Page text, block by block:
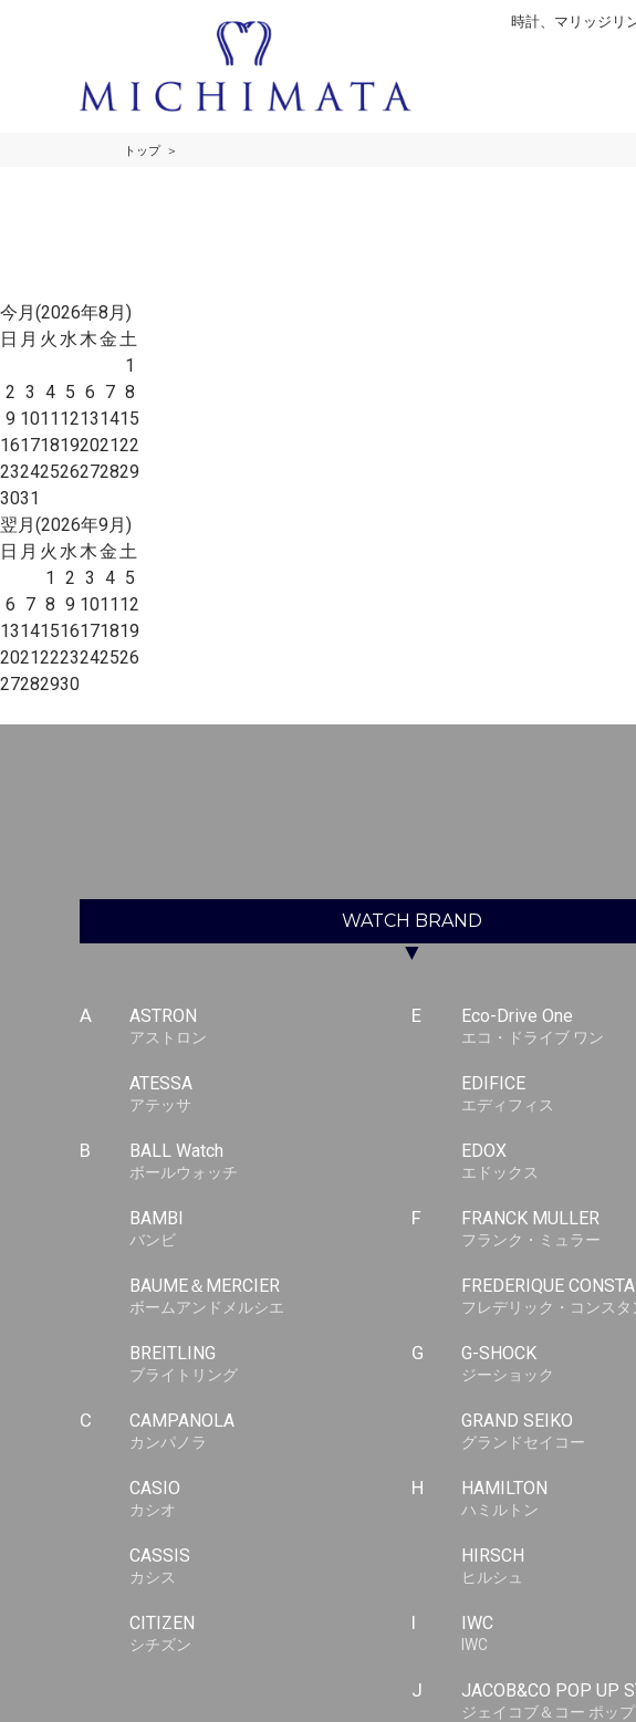
時計、マリッジリ
トップ
今月(2026年8月)
日 月 火 水木金土
1
2 3 4 5 6 7 8
9 101112131415
16171819202122
23242526272829
3031
翌月(2026年9月)
日 月 火 水木金土
1 2 3 4 5
6 7 8 9 101112
13141516171819
20212223242526
27282930
WATCH BRAND
▼
A ASTRON
アストロン
ATESSA
アテッサ
B BALL Watch
ボールウォッチ
BAMBI
バンビ
BAUME＆MERCIER
ボームアンドメルシエ
BREITLING
ブライトリング
C CAMPANOLA
カンパノラ
CASIO
カシオ
CASSIS
カシス
CITIZEN
シチズン
E Eco-Drive One
エコ・ドライブ ワン
EDIFICE
エディフィス
EDOX
エドックス
F FRANCK MULLER
フランク・ミュラー
FREDERIQUE
フレデリック・コンスタ
G G-SHOCK
ジーショック
GRAND SEIKO
グランドセイコー
H HAMILTON
ハミルトン
HIRSCH
ヒルシュ
I IWC
IWC
J JACOB&CO POP UP
ジェイコブ＆コー ポッ